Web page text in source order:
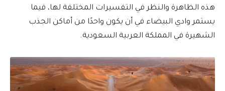
هذه الظاهرة والنظر في التفسيرات المختلفة لها، فيما
يستمر وادي البيضاء في أن يكون واحدًا من أماكن الجذب
الشهيرة في المملكة العربية السعودية.